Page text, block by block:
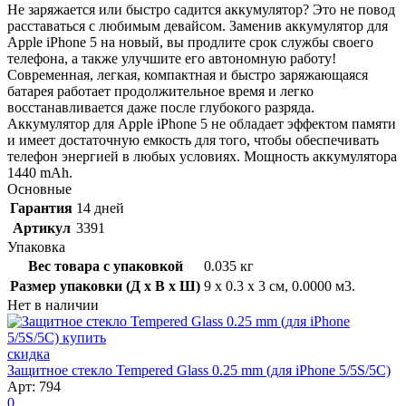
Не заряжается или быстро садится аккумулятор? Это не повод
расставаться с любимым девайсом. Заменив аккумулятор для
Apple iPhone 5 на новый, вы продлите срок службы своего
телефона, а также улучшите его автономную работу!
Современная, легкая, компактная и быстро заряжающаяся
батарея работает продолжительное время и легко
восстанавливается даже после глубокого разряда.
Аккумулятор для Apple iPhone 5 не обладает эффектом памяти
и имеет достаточную емкость для того, чтобы обеспечивать
телефон энергией в любых условиях. Мощность аккумулятора
1440 mAh.
Основные
Гарантия 14 дней
Артикул 3391
Упаковка
Вес товара с упаковкой
0.035 кг
Размер упаковки (Д x В x Ш) 9 x 0.3 x 3 см, 0.0000 м3.
Нет в наличии
скидка
Защитное стекло Tempered Glass 0.25 mm (для iPhone 5/5S/5C)
Арт: 794
0